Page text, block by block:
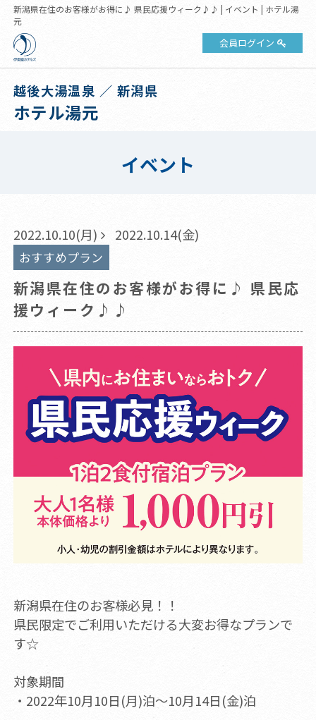
新潟県在住のお客様がお得に♪ 県民応援ウィーク♪♪ | イベント | ホテル湯
元
会員ログイン
越後大湯温泉 ／ 新潟県
ホテル湯元
イベント
2022.10.10(月) 2022.10.14(金)
おすすめプラン
新潟県在住のお客様がお得に♪ 県民応
援ウィーク♪♪
新潟県在住のお客様必見！！
県民限定でご利用いただける大変お得なプランで
す☆
対象期間
・2022年10月10日(月)泊～10月14日(金)泊